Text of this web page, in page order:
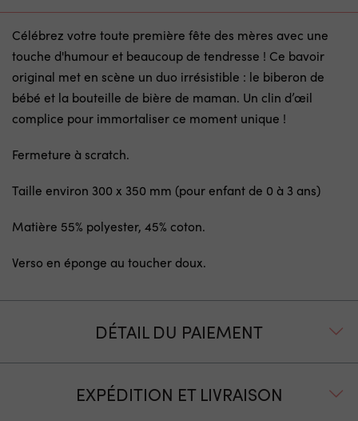
Célébrez votre toute première fête des mères avec une
touche d'humour et beaucoup de tendresse ! Ce bavoir
original met en scène un duo irrésistible : le biberon de
bébé et la bouteille de bière de maman. Un clin d’œil
complice pour immortaliser ce moment unique !
Fermeture à scratch.
Taille environ 300 x 350 mm (pour enfant de 0 à 3 ans)
Matière 55% polyester, 45% coton.
Verso en éponge au toucher doux.
DÉTAIL DU PAIEMENT
EXPÉDITION ET LIVRAISON